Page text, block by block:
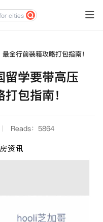
全行前装箱攻略打包指南！
留学要带高压
包指南！
Reads：5864